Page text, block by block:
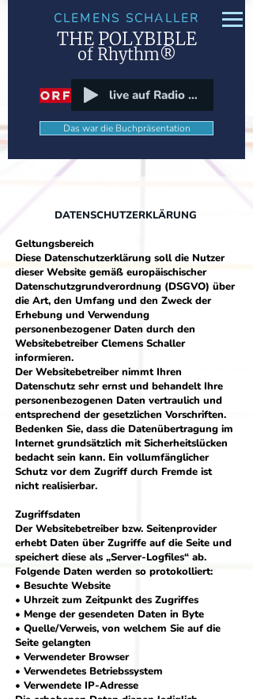
CLEMENS SCHALLER
THE POLYBIBLE
of Rhythm®
live auf Radio Wien
Das war die Buchpräsentation
DATENSCHUTZERKLÄRUNG
Geltungsbereich
Diese Datenschutzerklärung soll die Nutzer
dieser Website gemäß europäischischer
Datenschutzgrundverordnung (DSGVO) über
die Art, den Umfang und den Zweck der
Erhebung und Verwendung
personenbezogener Daten durch den
Websitebetreiber Clemens Schaller
informieren.
Der Websitebetreiber nimmt Ihren
Datenschutz sehr ernst und behandelt Ihre
personenbezogenen Daten vertraulich und
entsprechend der gesetzlichen Vorschriften.
Bedenken Sie, dass die Datenübertragung im
Internet grundsätzlich mit Sicherheitslücken
bedacht sein kann. Ein vollumfänglicher
Schutz vor dem Zugriff durch Fremde ist
nicht realisierbar.
Zugriffsdaten
Der Websitebetreiber bzw. Seitenprovider
erhebt Daten über Zugriffe auf die Seite und
speichert diese als „Server-Logfiles“ ab.
Folgende Daten werden so protokolliert:
• Besuchte Website
• Uhrzeit zum Zeitpunkt des Zugriffes
• Menge der gesendeten Daten in Byte
• Quelle/Verweis, von welchem Sie auf die
Seite gelangten
• Verwendeter Browser
• Verwendetes Betriebssystem
• Verwendete IP-Adresse